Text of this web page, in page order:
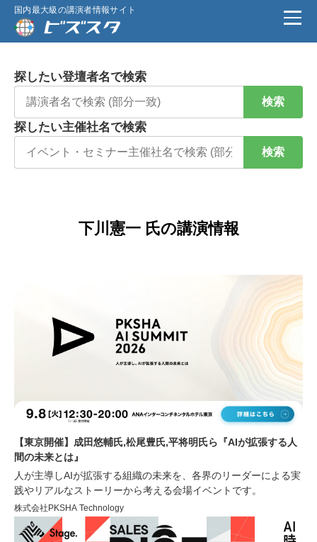
国内最大級の講演者情報サイト
探したい登壇者名で検索
検索
探したい主催社名で検索
検索
下川憲一 氏の講演情報
【東京開催】成田悠輔氏,松尾豊氏,平将明氏ら『AIが拡張する人
間の未来とは』
人が主導しAIが拡張する組織の未来を、各界のリーダーによる実
践やリアルなストーリーから考える会場イベントです。
株式会社PKSHA Technology